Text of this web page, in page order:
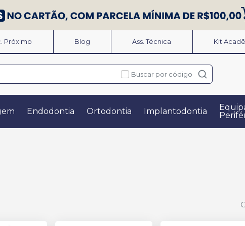
Próximo Blog Ass. Técnica Kit
Buscar por código
Endodontia Ortodontia Implantodontia